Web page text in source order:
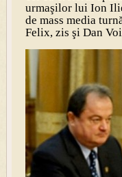
urmaşilor lui Ion
de mass media
Felix, zis şi Dan